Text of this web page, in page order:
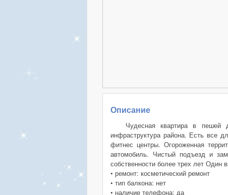
Описание
Чудесная квартира в пешей
инфраструктура района. Есть все
фитнес центры. Огороженная
автомобиль. Чистый подъезд и
собственности более трех лет Один
• ремонт: косметический ремонт
• тип балкона: нет
• наличие телефона: да